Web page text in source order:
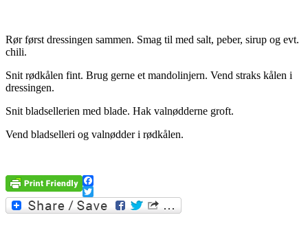
Rør først dressingen sammen. Smag til med salt, peber, sirup og evt.
chili.
Snit rødkålen fint. Brug gerne et mandolinjern. Vend straks kålen i
dressingen.
Snit bladsellerien med blade. Hak valnødderne groft.
Vend bladselleri og valnødder i rødkålen.
Facebook
Twitter